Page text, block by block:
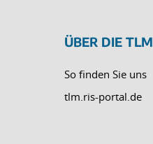
ÜBER DIE TLM
So finden Sie uns
tlm.ris-portal.de